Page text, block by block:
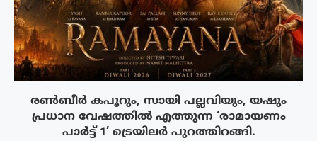
രൺബീർ കപൂറും, സായി പല്ലവിയും, യഷും
പ്രധാന വേഷത്തിൽ എത്തുന്ന ‘രാമായണം
പാർട്ട് 1’ ട്രെയിലർ പുറത്തിറങ്ങി.